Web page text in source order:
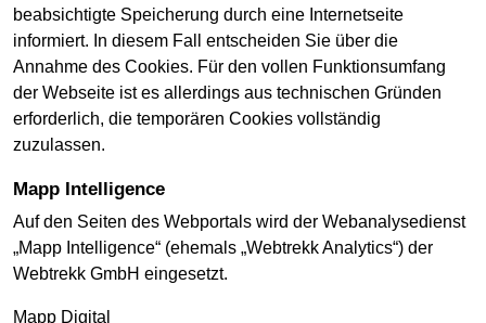
beabsichtigte Speicherung durch eine Internetseite
informiert. In diesem Fall entscheiden Sie über die
Annahme des Cookies. Für den vollen Funktionsumfang
der Webseite ist es allerdings aus technischen Gründen
erforderlich, die temporären Cookies vollständig
zuzulassen.
Mapp Intelligence
Auf den Seiten des Webportals wird der Webanalysedienst
„Mapp Intelligence“ (ehemals „Webtrekk Analytics“) der
Webtrekk GmbH eingesetzt.
Mapp Digital